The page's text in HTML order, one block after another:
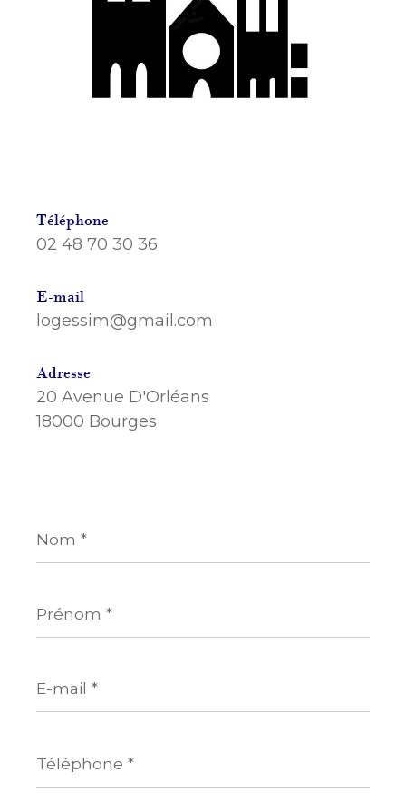
Téléphone
02 48 70 30 36
E-mail
logessim@gmail.com
Adresse
20 Avenue D'Orléans
18000 Bourges
*
*
mail
*